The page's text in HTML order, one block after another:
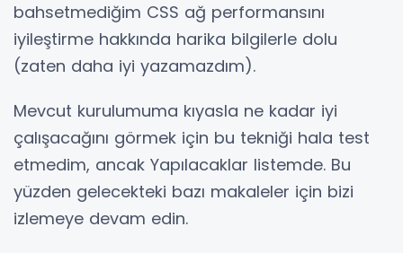
bahsetmediğim CSS ağ performansını
iyileştirme hakkında harika bilgilerle dolu
(zaten daha iyi yazamazdım).
Mevcut kurulumuma kıyasla ne kadar iyi
çalışacağını görmek için bu tekniği hala test
etmedim, ancak Yapılacaklar listemde. Bu
yüzden gelecekteki bazı makaleler için bizi
izlemeye devam edin.